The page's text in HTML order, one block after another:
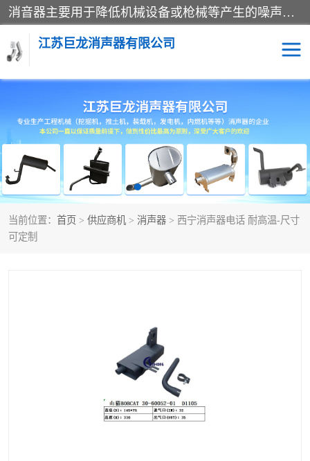
消音器主要用于降低机械设备或枪械等产生的噪声。它通过阻尼或增加排气面积来降低排气速度和功率，从而降低噪声。常见的消音器类型包括阻性消声器、抗性消声器、共振消声器以及阻抗复合式消声器等。这些消音器各有特点，适用于不同频率的噪声消除。
江苏巨龙消声器有限公司
当前位置： 首页 > 供应商机 > 消声器 > 西宁消声器电话 耐高温-尺寸
可定制
消声器